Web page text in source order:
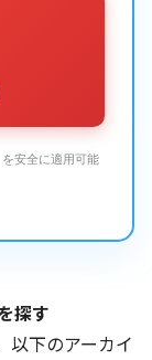
安全に適用可能
探す
以下のアーカイ